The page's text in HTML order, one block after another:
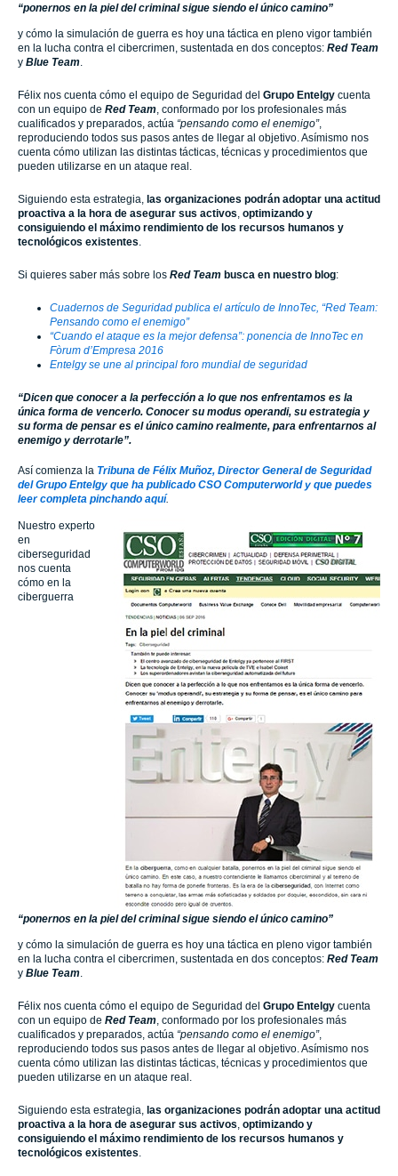
“ponernos en la piel del criminal sigue siendo el único camino”
y cómo la simulación de guerra es hoy una táctica en pleno vigor también
en la lucha contra el cibercrimen, sustentada en dos conceptos: Red Team
y Blue Team.
Félix nos cuenta cómo el equipo de Seguridad del Grupo Entelgy cuenta
con un equipo de Red Team, conformado por los profesionales más
cualificados y preparados, actúa “pensando como el enemigo”,
reproduciendo todos sus pasos antes de llegar al objetivo. Asímismo nos
cuenta cómo utilizan las distintas tácticas, técnicas y procedimientos que
pueden utilizarse en un ataque real.
Siguiendo esta estrategia, las organizaciones podrán adoptar una actitud
proactiva a la hora de asegurar sus activos, optimizando y
consiguiendo el máximo rendimiento de los recursos humanos y
tecnológicos existentes.
Si quieres saber más sobre los Red Team busca en nuestro blog:
Cuadernos de Seguridad publica el artículo de InnoTec, “Red Team:
Pensando como el enemigo”
“Cuando el ataque es la mejor defensa”: ponencia de InnoTec en
Fòrum d’Empresa 2016
Entelgy se une al principal foro mundial de seguridad
“Dicen que conocer a la perfección a lo que nos enfrentamos es la
única forma de vencerlo. Conocer su modus operandi, su estrategia y
su forma de pensar es el único camino realmente, para enfrentarnos al
enemigo y derrotarle”.
Así comienza la Tribuna de Félix Muñoz, Director General de Seguridad
del Grupo Entelgy que ha publicado CSO Computerworld y que puedes
leer completa pinchando aquí.
Nuestro experto
en
ciberseguridad
nos cuenta
cómo en la
ciberguerra
“ponernos en la piel del criminal sigue siendo el único camino”
y cómo la simulación de guerra es hoy una táctica en pleno vigor también
en la lucha contra el cibercrimen, sustentada en dos conceptos: Red Team
y Blue Team.
Félix nos cuenta cómo el equipo de Seguridad del Grupo Entelgy cuenta
con un equipo de Red Team, conformado por los profesionales más
cualificados y preparados, actúa “pensando como el enemigo”,
reproduciendo todos sus pasos antes de llegar al objetivo. Asímismo nos
cuenta cómo utilizan las distintas tácticas, técnicas y procedimientos que
pueden utilizarse en un ataque real.
Siguiendo esta estrategia, las organizaciones podrán adoptar una actitud
proactiva a la hora de asegurar sus activos, optimizando y
consiguiendo el máximo rendimiento de los recursos humanos y
tecnológicos existentes.